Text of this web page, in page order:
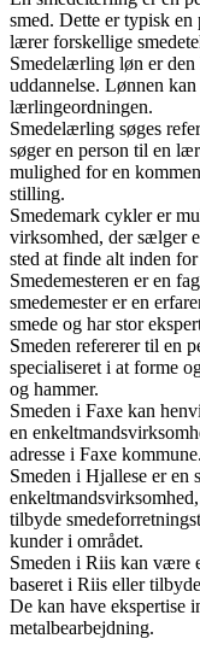
smed. Dette er typisk
lærer forskellige
Smedelærling løn er
uddannelse. Lønnen
lærlingeordningen.
Smedelærling søges
søger en person til en
mulighed for en
stilling.
Smedemark cykler er
virksomhed, der sælger
sted at finde alt inden
Smedemesteren er en
smedemester er en
smede og har stor
Smeden refererer til en
specialiseret i at forme
og hammer.
Smeden i Faxe kan
en
adresse i Faxe kommune.
Smeden i Hjallese er en
tilbyde
kunder i området.
Smeden i Riis kan være
baseret i Riis eller
De kan have ekspertise
metalbearbejdning.